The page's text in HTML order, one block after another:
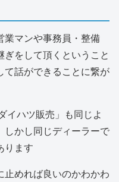
業マンや事務員・整備
をして頂くということ
て話ができることに繋が
イハツ販売」も同じよ
しかし同じディーラーで
ります
めれば良いのかわかわ